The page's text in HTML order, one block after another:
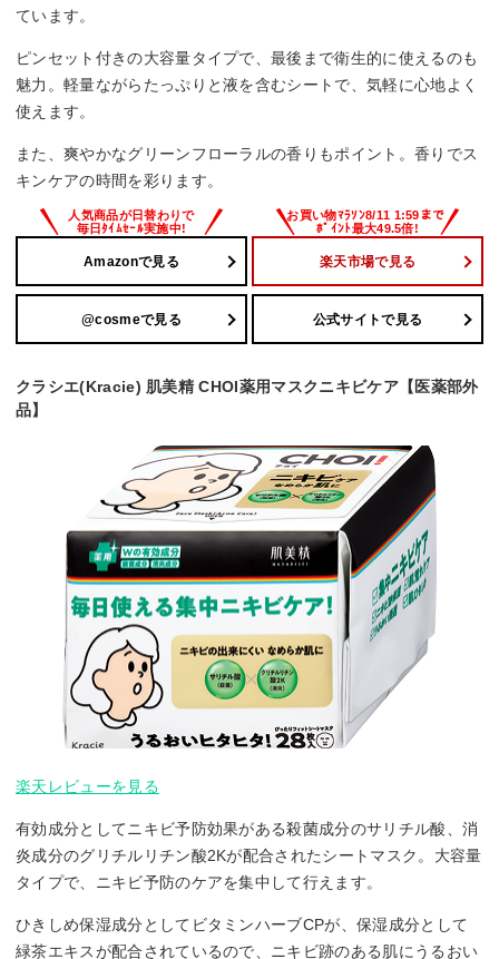
ています。
ピンセット付きの大容量タイプで、最後まで衛生的に使えるのも
魅力。軽量ながらたっぷりと液を含むシートで、気軽に心地よく
使えます。
また、爽やかなグリーンフローラルの香りもポイント。香りでス
キンケアの時間を彩ります。
Amazonで見る 楽天市場で見る
@cosmeで見る 公式サイトで見る
クラシエ(Kracie) 肌美精 CHOI薬用マスクニキビケア【医薬部外
品】
楽天レビューを見る
有効成分としてニキビ予防効果がある殺菌成分のサリチル酸、消
炎成分のグリチルリチン酸2Kが配合されたシートマスク。大容量
タイプで、ニキビ予防のケアを集中して行えます。
ひきしめ保湿成分としてビタミンハーブCPが、保湿成分として
緑茶エキスが配合されているので、ニキビ跡のある肌にうるおい